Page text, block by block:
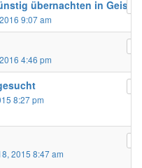
übernachten in
9:07 am
4:46 pm
8:27 pm
2015 8:47 am